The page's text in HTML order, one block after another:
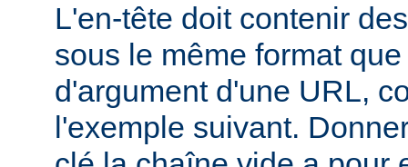
L'en-tête doit contenir
sous le même format
d'argument d'une URL,
l'exemple suivant.